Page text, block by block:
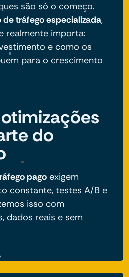
são só o começo.
de tráfego especializada,
realmente importa:
e como os
para o crescimento
do
pago exigem
constante, testes A/B e
isso com
dados reais e sem